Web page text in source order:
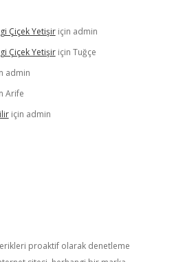
Çiçek Yetişiriçin admin
Çiçek Yetişiriçin Tuğçe
admin
Arife
için admin
proaktif olarak denetleme